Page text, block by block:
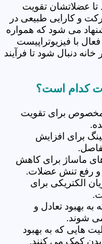
تا عضلاتشان تقویت
و کارایی طبیعی در
می شود که همواره
با فیزیوتراپیست
دنبال شود تا فرآیند
کدام است؟
مخصوص برای تقویت
برای افزایش
ماساژ برای کاهش
رفع تنش عضلات.
الکتریکی برای
به بهبود تعادل و
شوند.
هایی که به بهبود
کمک می کنند.